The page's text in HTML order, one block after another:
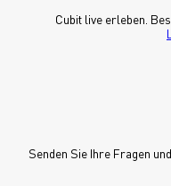
Cubit live erleben.
Senden Sie Ihre Fragen